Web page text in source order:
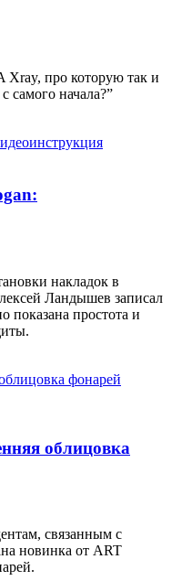
Xray, про которую так и
самого начала?”
накладок в
Ландышев записал
показана простота и
облицовка
связанным с
новинка от ART